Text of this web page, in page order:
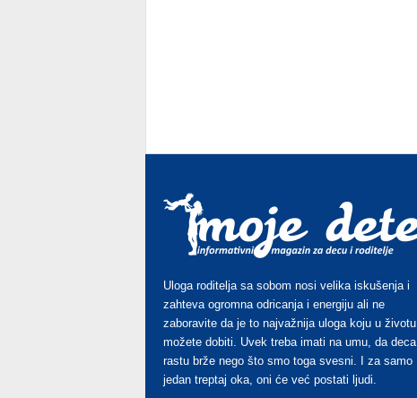
Uloga roditelja sa sobom nosi velika iskušenja i
zahteva ogromna odricanja i energiju ali ne
zaboravite da je to najvažnija uloga koju u životu
možete dobiti. Uvek treba imati na umu, da deca
rastu brže nego što smo toga svesni. I za samo
jedan treptaj oka, oni će već postati ljudi.